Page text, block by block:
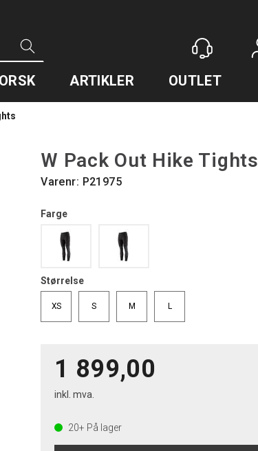
ARTIKLER OUTLET
W Pack Out Hike Tights
Varenr: P21975
Farge
Størrelse
XS S M L
1 899,00
inkl. mva.
20+ På lager